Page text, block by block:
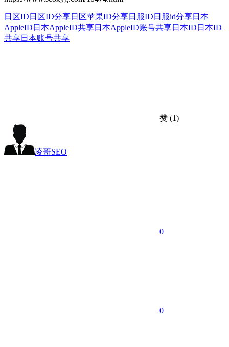
日区ID 日区ID分享日区苹果ID分享日服ID 日服id分享日本
AppleID 日本AppleID共享日本AppleID账号共享日本ID 日本ID
共享日本账号共享
赞 (1)
凌哥SEO
0
0